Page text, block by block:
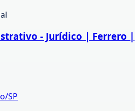
- Jurídico | Ferrero |
SP